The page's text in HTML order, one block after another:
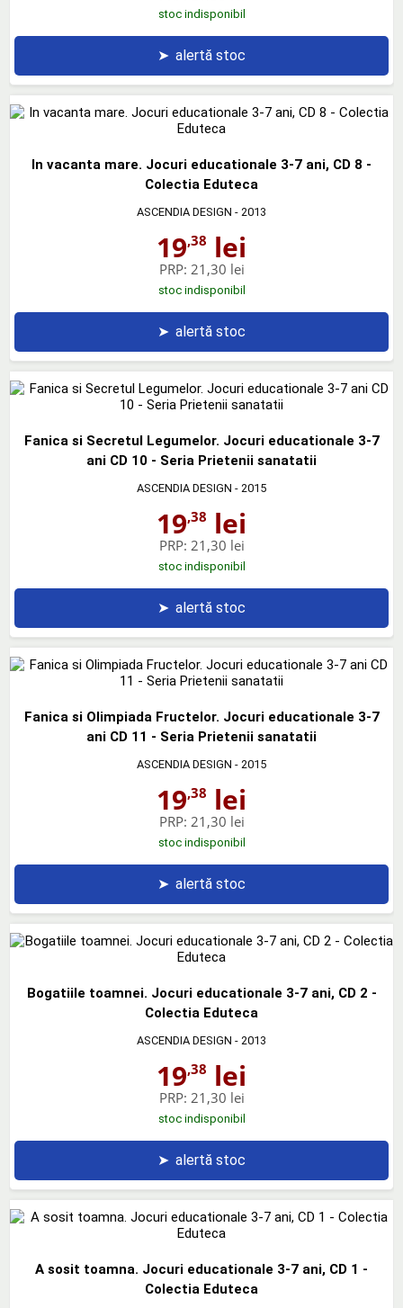
stoc indisponibil
➤ alertă stoc
In vacanta mare. Jocuri educationale 3-7 ani, CD 8 -
Colectia Eduteca
ASCENDIA DESIGN - 2013
19,38 lei
PRP: 21,30 lei
stoc indisponibil
➤ alertă stoc
Fanica si Secretul Legumelor. Jocuri educationale 3-7
ani CD 10 - Seria Prietenii sanatatii
ASCENDIA DESIGN - 2015
19,38 lei
PRP: 21,30 lei
stoc indisponibil
➤ alertă stoc
Fanica si Olimpiada Fructelor. Jocuri educationale 3-7
ani CD 11 - Seria Prietenii sanatatii
ASCENDIA DESIGN - 2015
19,38 lei
PRP: 21,30 lei
stoc indisponibil
➤ alertă stoc
Bogatiile toamnei. Jocuri educationale 3-7 ani, CD 2 -
Colectia Eduteca
ASCENDIA DESIGN - 2013
19,38 lei
PRP: 21,30 lei
stoc indisponibil
➤ alertă stoc
A sosit toamna. Jocuri educationale 3-7 ani, CD 1 -
Colectia Eduteca